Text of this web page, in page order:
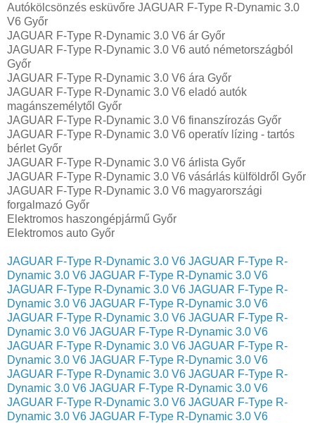
Autókölcsönzés esküvőre JAGUAR F-Type R-Dynamic 3.0
V6 Győr
JAGUAR F-Type R-Dynamic 3.0 V6 ár Győr
JAGUAR F-Type R-Dynamic 3.0 V6 autó németországból
Győr
JAGUAR F-Type R-Dynamic 3.0 V6 ára Győr
JAGUAR F-Type R-Dynamic 3.0 V6 eladó autók
magánszemélytől Győr
JAGUAR F-Type R-Dynamic 3.0 V6 finanszírozás Győr
JAGUAR F-Type R-Dynamic 3.0 V6 operatív lízing - tartós
bérlet Győr
JAGUAR F-Type R-Dynamic 3.0 V6 árlista Győr
JAGUAR F-Type R-Dynamic 3.0 V6 vásárlás külföldről Győr
JAGUAR F-Type R-Dynamic 3.0 V6 magyarországi
forgalmazó Győr
Elektromos haszongépjármű‎ Győr
Elektromos auto‎ Győr
JAGUAR F-Type R-Dynamic 3.0 V6 JAGUAR F-Type R-
Dynamic 3.0 V6 JAGUAR F-Type R-Dynamic 3.0 V6
JAGUAR F-Type R-Dynamic 3.0 V6 JAGUAR F-Type R-
Dynamic 3.0 V6 JAGUAR F-Type R-Dynamic 3.0 V6
JAGUAR F-Type R-Dynamic 3.0 V6 JAGUAR F-Type R-
Dynamic 3.0 V6 JAGUAR F-Type R-Dynamic 3.0 V6
JAGUAR F-Type R-Dynamic 3.0 V6 JAGUAR F-Type R-
Dynamic 3.0 V6 JAGUAR F-Type R-Dynamic 3.0 V6
JAGUAR F-Type R-Dynamic 3.0 V6 JAGUAR F-Type R-
Dynamic 3.0 V6 JAGUAR F-Type R-Dynamic 3.0 V6
JAGUAR F-Type R-Dynamic 3.0 V6 JAGUAR F-Type R-
Dynamic 3.0 V6 JAGUAR F-Type R-Dynamic 3.0 V6